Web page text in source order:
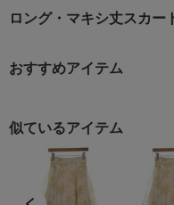
ロング・マキシ丈スカー
おすすめアイテム